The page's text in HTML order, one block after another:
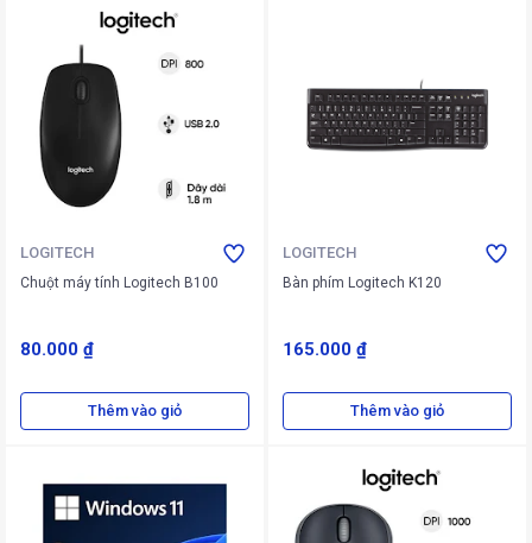
LOGITECH
Chuột máy tính Logitech B100
80.000 ₫
Thêm vào giỏ
LOGITECH
Bàn phím Logitech K120
165.000 ₫
Thêm vào giỏ